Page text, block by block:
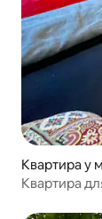
Квартира у
Квартира